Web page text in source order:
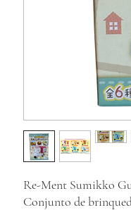
Re-Ment Sumikko
Conjunto de